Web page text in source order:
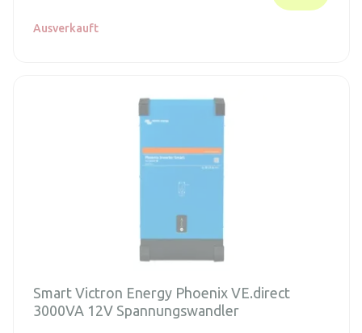
Ausverkauft
Smart Victron Energy Phoenix VE.direct
3000VA 12V Spannungswandler